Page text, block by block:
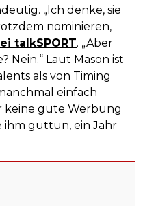
„Ich denke, sie
nominieren,
talkSPORT. „Aber
Nein.“ Laut Mason ist
als von Timing
einfach
keine gute Werbung
ihm guttun, ein Jahr